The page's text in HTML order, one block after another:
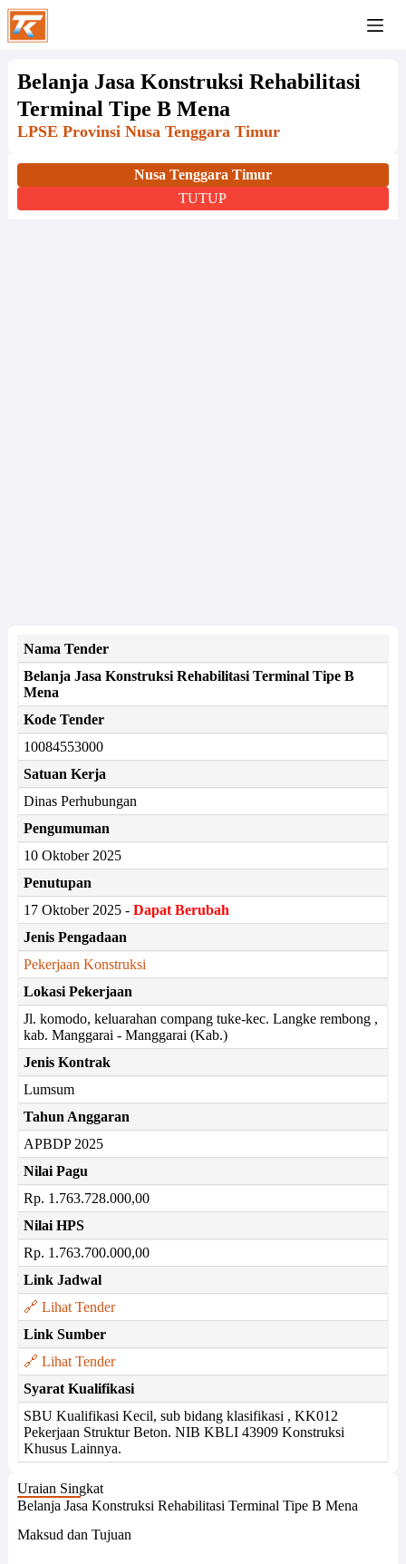
Belanja Jasa Konstruksi Rehabilitasi
Terminal Tipe B Mena
LPSE Provinsi Nusa Tenggara Timur
Nusa Tenggara Timur
TUTUP
Nama Tender
Belanja Jasa Konstruksi Rehabilitasi Terminal Tipe B
Mena
Kode Tender
10084553000
Satuan Kerja
Dinas Perhubungan
Pengumuman
10 Oktober 2025
Penutupan
17 Oktober 2025 - Dapat Berubah
Jenis Pengadaan
Pekerjaan Konstruksi
Lokasi Pekerjaan
Jl. komodo, keluarahan compang tuke-kec. Langke rembong ,
kab. Manggarai - Manggarai (Kab.)
Jenis Kontrak
Lumsum
Tahun Anggaran
APBDP 2025
Nilai Pagu
Rp. 1.763.728.000,00
Nilai HPS
Rp. 1.763.700.000,00
Link Jadwal
🔗 Lihat Tender
Link Sumber
🔗 Lihat Tender
Syarat Kualifikasi
SBU Kualifikasi Kecil, sub bidang klasifikasi , KK012
Pekerjaan Struktur Beton. NIB KBLI 43909 Konstruksi
Khusus Lainnya.
Uraian Singkat
Belanja Jasa Konstruksi Rehabilitasi Terminal Tipe B Mena
Maksud dan Tujuan